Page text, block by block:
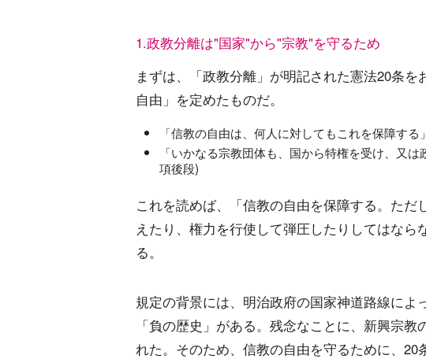
1.政教分離は"国家"から"宗教"を守るため
まずは、「政教分離」が明記された憲法20条
自由」を定めたものだ。
「信教の自由は、何人に対してもこれを保障す
「いかなる宗教団体も、国から特権を受け、又
項後段)
これを読めば、「信教の自由を保障する。た
えたり、権力を行使して弾圧したりしてはな
る。
規定の背景には、明治政府の国家神道路線によ
「負の歴史」がある。残念なことに、新興宗
れた。そのため、信教の自由を守るために、20